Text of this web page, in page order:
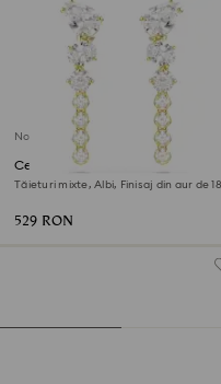
Nou
Cercei cu drop Mesmera
Tăieturi mixte, Albi, Finisaj din aur de
529 RON